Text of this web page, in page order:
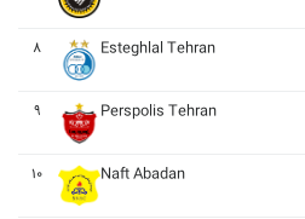
۸ Esteghlal Tehran
۹ Perspolis Tehran
۱۰ Naft Abadan